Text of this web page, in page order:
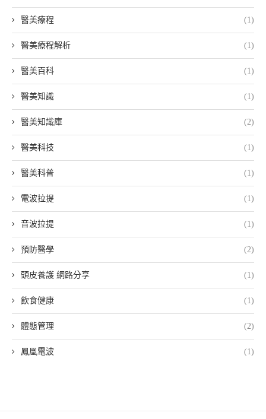
醫美療程 (1)
醫美療程解析 (1)
醫美百科 (1)
醫美知識 (1)
醫美知識庫 (2)
醫美科技 (1)
醫美科普 (1)
電波拉提 (1)
音波拉提 (1)
預防醫學 (2)
頭皮養護 網路分享 (1)
飲食健康 (1)
體態管理 (2)
鳳凰電波 (1)